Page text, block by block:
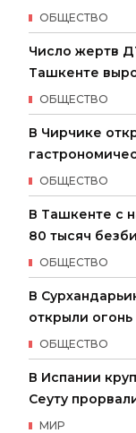
ОБЩЕСТВО
Число жертв
Ташкенте
ОБЩЕСТВО
В Чирчике
ОБЩЕСТВО
В Ташкенте с
80 тысяч
ОБЩЕСТВО
В
открыли
ОБЩЕСТВО
В Испании
Сеуту
МИР